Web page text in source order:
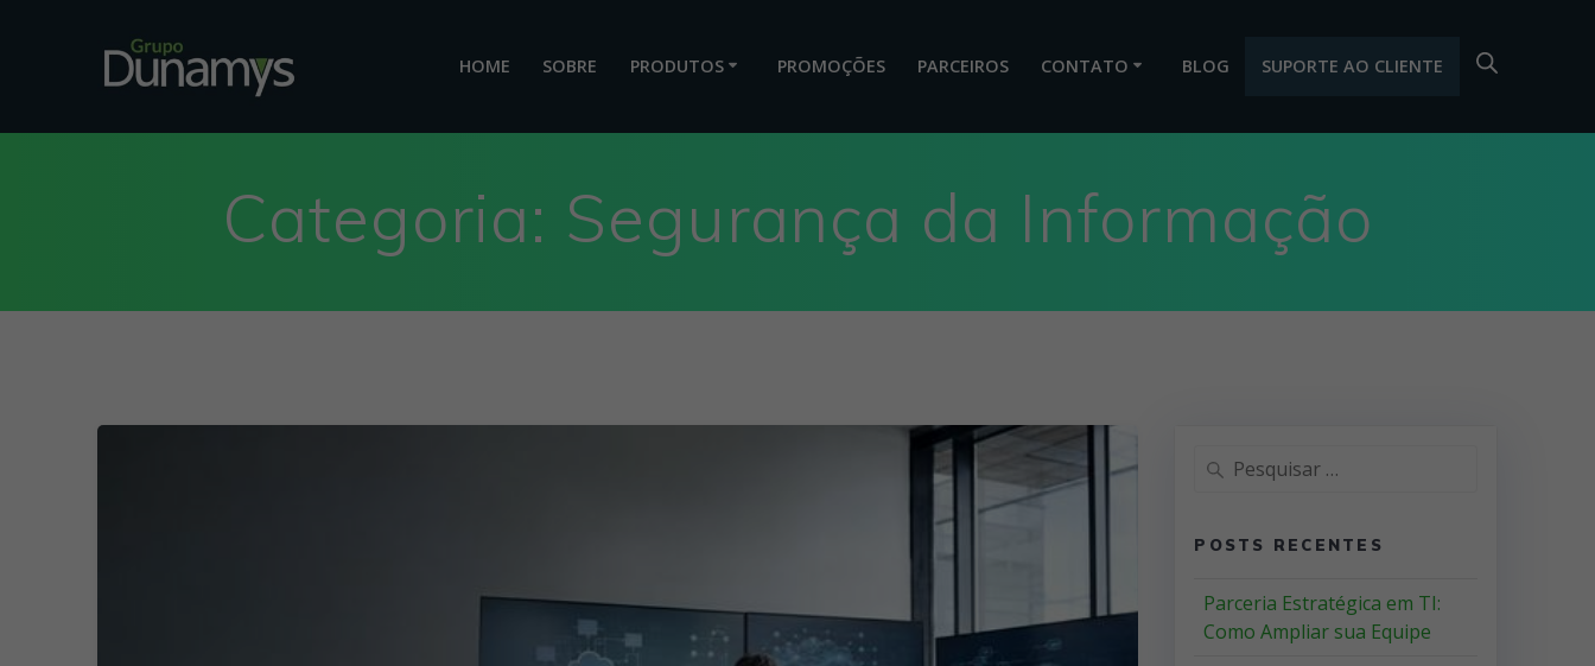
HOME SOBRE PRODUTOS PROMOÇÕES PARCEIROS CONTATO BLOG SUPORTE AO CLIENTE
Categoria: Segurança da Informação
POSTS RECENTES
Parceria Estratégica em TI:
Como Ampliar sua Equipe